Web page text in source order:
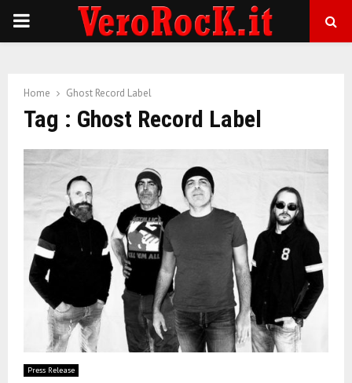
P
M
Home Ghost Record Label
Tag : Ghost Record Label
Press Release